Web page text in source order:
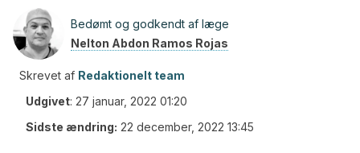
Bedømt og godkendt af læge
Nelton Abdon Ramos Rojas
Skrevet af Redaktionelt team
Udgivet: 27 januar, 2022 01:20
Sidste ændring: 22 december, 2022 13:45